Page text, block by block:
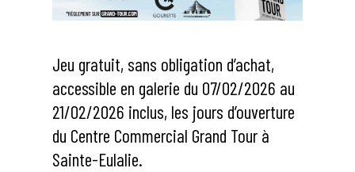
Jeu gratuit, sans obligation d’achat,
accessible en galerie du 07/02/2026 au
21/02/2026 inclus, les jours d’ouverture
du Centre Commercial Grand Tour à
Sainte-Eulalie.